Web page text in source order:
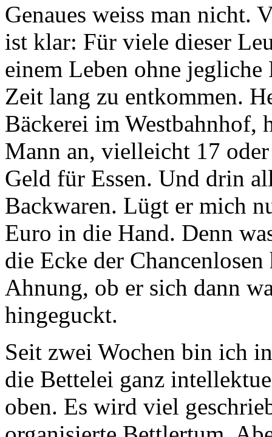
Genaues weiss man nicht.
ist klar: Für viele dieser
einem Leben ohne
Zeit lang zu entkommen.
Bäckerei im Westbahnhof,
Mann an, vielleicht 17
Geld für Essen. Und drin
Backwaren. Lügt er mich
Euro in die Hand. Denn
die Ecke der
Ahnung, ob er sich dann
hingeguckt.
Seit zwei Wochen bin ich
die Bettelei ganz
oben. Es wird viel